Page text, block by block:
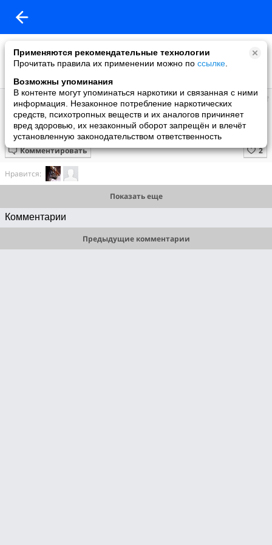
Применяются рекомендательные технологии
Прочитать правила их применении можно по ссылке
Возможны упоминания
В контенте могут упоминаться наркотики и связанная с ними
информация. Незаконное потребление наркотических
средств, психотропных веществ и их аналогов причиняет
вред здоровью, их незаконный оборот запрещён и влечёт
установленную законодательством ответственность
Супер топ
добавил видео
6 июля
Фестиваль роликовых коньков
Комментировать
Нравится:
Показать еще
Комментарии
Предыдущие комментарии